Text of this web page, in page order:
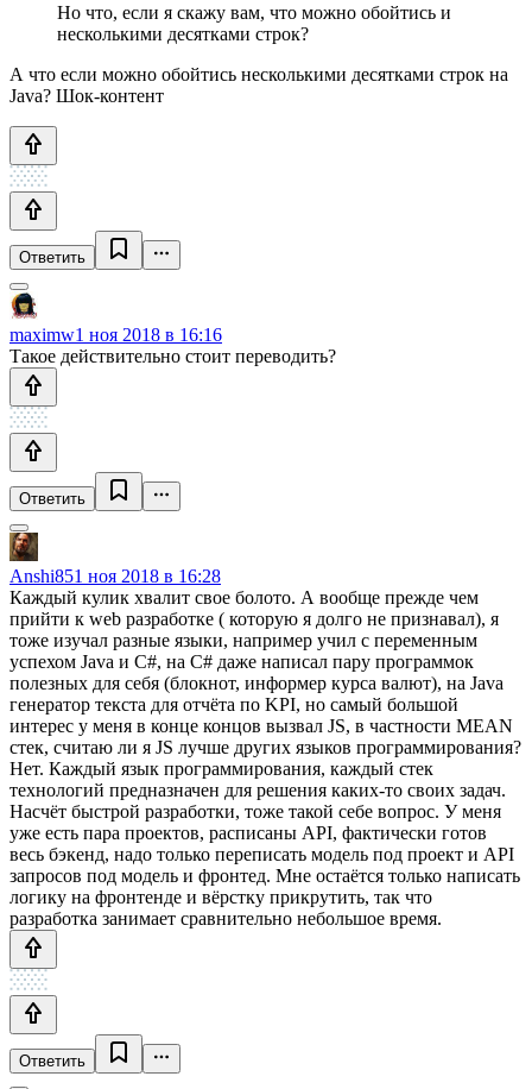
Но что, если я скажу вам, что можно обойтись и
несколькими десятками строк?
А что если можно обойтись несколькими десятками строк на
Java? Шок-контент
Ответить
maximw1 ноя 2018 в 16:16
Такое действительно стоит переводить?
Ответить
Anshi851 ноя 2018 в 16:28
Каждый кулик хвалит свое болото. А вообще прежде чем
прийти к web разработке ( которую я долго не признавал), я
тоже изучал разные языки, например учил с переменным
успехом Java и C#, на C# даже написал пару программок
полезных для себя (блокнот, информер курса валют), на Java
генератор текста для отчёта по KPI, но самый большой
интерес у меня в конце концов вызвал JS, в частности MEAN
стек, считаю ли я JS лучше других языков программирования?
Нет. Каждый язык программирования, каждый стек
технологий предназначен для решения каких-то своих задач.
Насчёт быстрой разработки, тоже такой себе вопрос. У меня
уже есть пара проектов, расписаны API, фактически готов
весь бэкенд, надо только переписать модель под проект и API
запросов под модель и фронтед. Мне остаётся только написать
логику на фронтенде и вёрстку прикрутить, так что
разработка занимает сравнительно небольшое время.
Ответить